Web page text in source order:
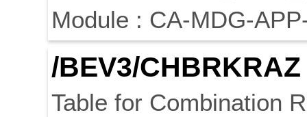
Module : CA-MDG-
/BEV3/CHBRKRAZ
Table for Combination